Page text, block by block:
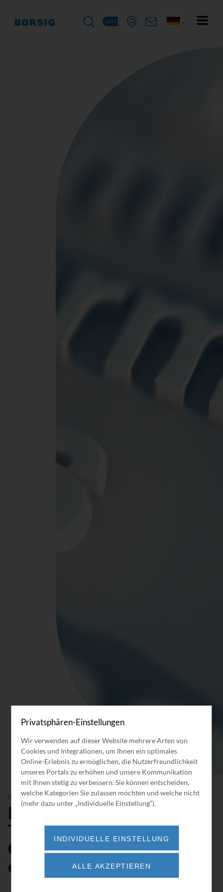
08/2024
BORSIG Membrane
Technology GmbH –
Gleitringwechsel an
einer VRU
Privatsphären-Einstellungen
Wir verwenden auf dieser Website mehrere Arten von
Cookies und Integrationen, um Ihnen ein optimales
Online-Erlebnis zu ermöglichen, die Nutzerfreundlichkeit
unseres Portals zu erhöhen und unsere Kommunikation
mit Ihnen stetig zu verbessern. Sie können entscheiden,
welche Kategorien Sie zulassen möchten und welche nicht
(mehr dazu unter „Individuelle Einstellung“).
INDIVIDUELLE EINSTELLUNG
ALLE AKZEPTIEREN